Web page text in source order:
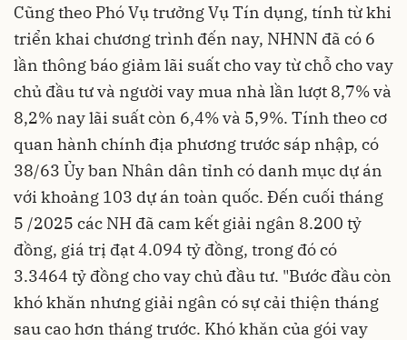
Cũng theo Phó Vụ trưởng Vụ Tín dụng, tính từ khi
triển khai chương trình đến nay, NHNN đã có 6
lần thông báo giảm lãi suất cho vay từ chỗ cho vay
chủ đầu tư và người vay mua nhà lần lượt 8,7% và
8,2% nay lãi suất còn 6,4% và 5,9%. Tính theo cơ
quan hành chính địa phương trước sáp nhập, có
38/63 Ủy ban Nhân dân tỉnh có danh mục dự án
với khoảng 103 dự án toàn quốc. Đến cuối tháng
5 /2025 các NH đã cam kết giải ngân 8.200 tỷ
đồng, giá trị đạt 4.094 tỷ đồng, trong đó có
3.3464 tỷ đồng cho vay chủ đầu tư. "Bước đầu còn
khó khăn nhưng giải ngân có sự cải thiện tháng
sau cao hơn tháng trước. Khó khăn của gói vay